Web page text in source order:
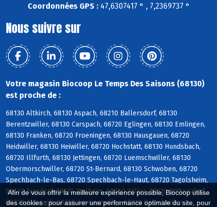
Afin de vous offrir la meilleure expérience possible, Biocoop utilise
des cookies : pour assurer une performance optimale du site, pour
Coordonnées GPS :47,6307417 ° , 7,2369737 °
Nous suivre sur
Votre magasin Biocoop Le Temps Des Saisons (68130)
est proche de :
68130 Altkirch, 68130 Aspach, 68210 Ballersdorf, 68130
Berentzwiller, 68130 Carspach, 68720 Eglingen, 68130 Emlingen,
68130 Franken, 68720 Froeningen, 68130 Hausgauen, 68720
Heidwiller, 68130 Heiwiller, 68720 Hochstatt, 68130 Hundsbach,
68720 Illfurth, 68130 Jettingen, 68720 Luemschwiller, 68130
Obermorschwiller, 68720 St-Bernard, 68130 Schwoben, 68720
Spechbach-le-Bas, 68720 Spechbach-le-Haut, 68720 Tagolsheim,
68130 Tagsdorf, 68130 Walheim, 68960 Willer, 68130 Wittersdorf,
68210 Altenach, 68210 Ammerzwiller, 68210 Balschwiller